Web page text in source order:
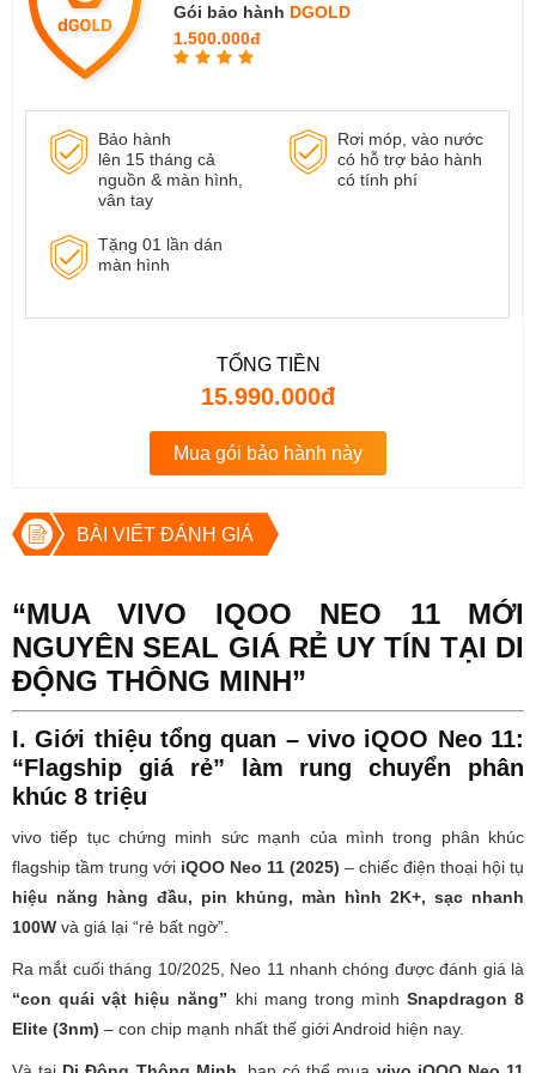
Gói bảo hành DGOLD
1.500.000đ
Bảo hành
lên 15 tháng cả
nguồn & màn hình,
vân tay
Rơi móp, vào nước
có hỗ trợ bảo hành
có tính phí
Tặng 01 lần dán
màn hình
TỔNG TIỀN
15.990.000đ
Mua gói bảo hành này
BÀI VIẾT ĐÁNH GIÁ
“MUA VIVO IQOO NEO 11 MỚI
NGUYÊN SEAL GIÁ RẺ UY TÍN TẠI DI
ĐỘNG THÔNG MINH”
I. Giới thiệu tổng quan – vivo iQOO Neo 11:
“Flagship giá rẻ” làm rung chuyển phân
khúc 8 triệu
vivo tiếp tục chứng minh sức mạnh của mình trong phân khúc
flagship tầm trung với iQOO Neo 11 (2025) – chiếc điện thoại hội tụ
hiệu năng hàng đầu, pin khủng, màn hình 2K+, sạc nhanh
100W và giá lại “rẻ bất ngờ”.
Ra mắt cuối tháng 10/2025, Neo 11 nhanh chóng được đánh giá là
“con quái vật hiệu năng” khi mang trong mình Snapdragon 8
Elite (3nm) – con chip mạnh nhất thế giới Android hiện nay.